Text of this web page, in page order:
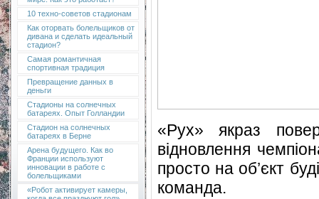
10 техно-советов стадионам
Как оторвать болельщиков от
дивана и сделать идеальный
стадион?
Самая романтичная
спортивная традиция
Превращение данных в
деньги
Стадионы на солнечных
батареях. Опыт Голландии
Стадион на солнечных
батареях в Берне
Арена будущего. Как во
Франции используют
инновации в работе с
болельщиками
«Робот активирует камеры,
«Рух» якраз
відновлення
просто на об’єкт
команда.